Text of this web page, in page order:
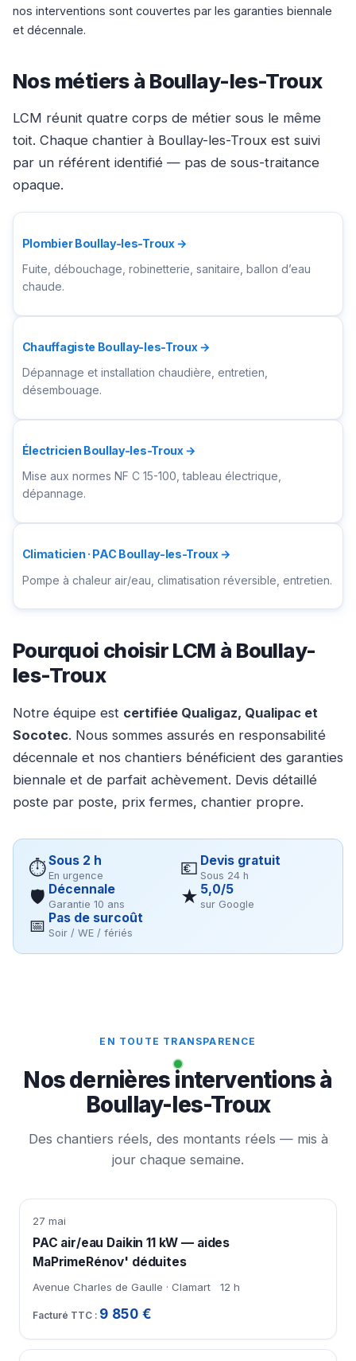
nos interventions sont couvertes par les garanties biennale
et décennale.
Nos métiers à Boullay-les-Troux
LCM réunit quatre corps de métier sous le même
toit. Chaque chantier à Boullay-les-Troux est suivi
par un référent identifié — pas de sous-traitance
opaque.
Plombier Boullay-les-Troux →
Fuite, débouchage, robinetterie, sanitaire, ballon d’eau
chaude.
Chauffagiste Boullay-les-Troux →
Dépannage et installation chaudière, entretien,
désembouage.
Électricien Boullay-les-Troux →
Mise aux normes NF C 15-100, tableau électrique,
dépannage.
Climaticien · PAC Boullay-les-Troux →
Pompe à chaleur air/eau, climatisation réversible, entretien.
Pourquoi choisir LCM à Boullay-
les-Troux
Notre équipe est certifiée Qualigaz, Qualipac et
Socotec. Nous sommes assurés en responsabilité
décennale et nos chantiers bénéficient des garanties
biennale et de parfait achèvement. Devis détaillé
poste par poste, prix fermes, chantier propre.
⏱Sous 2 h
En urgence 💶 Devis gratuit
Sous 24 h
🛡 Décennale
Garantie 10 ans ★ 5,0/5
sur Google
📅 Pas de surcoût
Soir / WE / fériés
EN TOUTE TRANSPARENCE
Nos dernières interventions à
Boullay-les-Troux
Des chantiers réels, des montants réels — mis à
jour chaque semaine.
27 mai
PAC air/eau Daikin 11 kW — aides
MaPrimeRénov' déduites
Avenue Charles de Gaulle · Clamart 12 h
9 850 €